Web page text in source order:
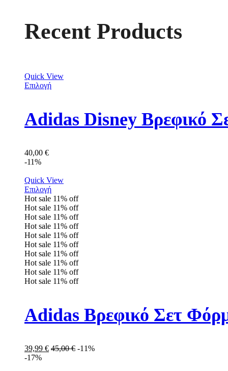
Recent Products
Quick View
Επιλογή
Adidas Disney Βρεφικό
40,00 €
-11%
Quick View
Επιλογή
Hot sale 11% off
Hot sale 11% off
Hot sale 11% off
Hot sale 11% off
Hot sale 11% off
Hot sale 11% off
Hot sale 11% off
Hot sale 11% off
Hot sale 11% off
Hot sale 11% off
Adidas Βρεφικό Σετ
39,99 € 45,00€ -11%
-17%